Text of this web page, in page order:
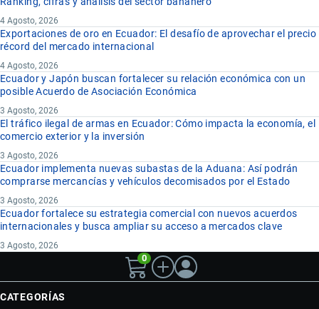
4 Agosto, 2026
Exportaciones de oro en Ecuador: El desafío de aprovechar el precio
récord del mercado internacional
4 Agosto, 2026
Ecuador y Japón buscan fortalecer su relación económica con un
posible Acuerdo de Asociación Económica
3 Agosto, 2026
El tráfico ilegal de armas en Ecuador: Cómo impacta la economía, el
comercio exterior y la inversión
3 Agosto, 2026
Ecuador implementa nuevas subastas de la Aduana: Así podrán
comprarse mercancías y vehículos decomisados por el Estado
3 Agosto, 2026
Ecuador fortalece su estrategia comercial con nuevos acuerdos
internacionales y busca ampliar su acceso a mercados clave
3 Agosto, 2026
0
CATEGORÍAS